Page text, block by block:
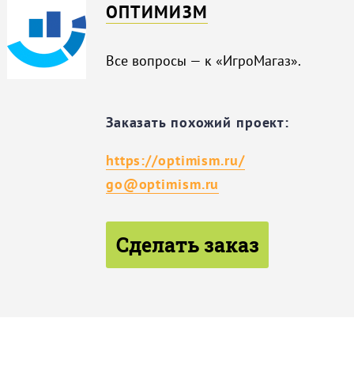
ОПТИМИЗМ
Все вопросы — к «ИгроМагаз».
Заказать похожий проект:
https://optimism.ru/
go@optimism.ru
Сделать заказ